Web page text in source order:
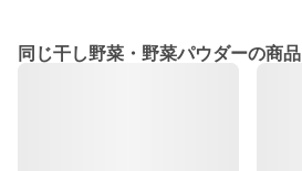
同じ干し野菜・野菜パウダーの商品